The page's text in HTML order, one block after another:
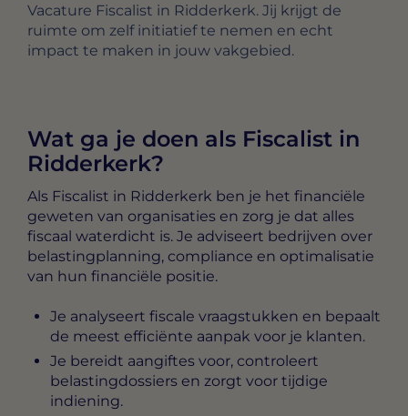
Vacature Fiscalist in Ridderkerk. Jij krijgt de
ruimte om zelf initiatief te nemen en echt
impact te maken in jouw vakgebied.
Wat ga je doen als Fiscalist in
Ridderkerk?
Als Fiscalist in Ridderkerk ben je het financiële
geweten van organisaties en zorg je dat alles
fiscaal waterdicht is. Je adviseert bedrijven over
belastingplanning, compliance en optimalisatie
van hun financiële positie.
Je analyseert fiscale vraagstukken en bepaalt
de meest efficiënte aanpak voor je klanten.
Je bereidt aangiftes voor, controleert
belastingdossiers en zorgt voor tijdige
indiening.